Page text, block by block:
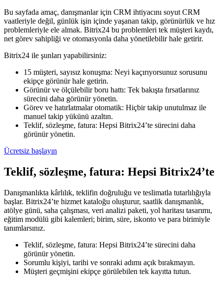
Bu sayfada amaç, danışmanlar için CRM ihtiyacını soyut CRM
vaatleriyle değil, günlük işin içinde yaşanan takip, görünürlük ve hız
problemleriyle ele almak. Bitrix24 bu problemleri tek müşteri kaydı,
net görev sahipliği ve otomasyonla daha yönetilebilir hale getirir.
Bitrix24 ile şunları yapabilirsiniz:
15 müşteri, sayısız konuşma: Neyi kaçırıyorsunuz sorusunu
ekipçe görünür hale getirin.
Görünür ve ölçülebilir boru hattı: Tek bakışta fırsatlarınız
sürecini daha görünür yönetin.
Görev ve hatırlatmalar otomatik: Hiçbir takip unutulmaz ile
manuel takip yükünü azaltın.
Teklif, sözleşme, fatura: Hepsi Bitrix24’te sürecini daha
görünür yönetin.
Ücretsiz başlayın
Teklif, sözleşme, fatura: Hepsi Bitrix24’te
Danışmanlıkta kârlılık, teklifin doğruluğu ve teslimatla tutarlılığıyla
başlar. Bitrix24’te hizmet kataloğu oluşturur, saatlik danışmanlık,
atölye günü, saha çalışması, veri analizi paketi, yol haritası tasarımı,
eğitim modülü gibi kalemleri; birim, süre, iskonto ve para birimiyle
tanımlarsınız.
Teklif, sözleşme, fatura: Hepsi Bitrix24’te sürecini daha
görünür yönetin.
Sorumlu kişiyi, tarihi ve sonraki adımı açık bırakmayın.
Müşteri geçmişini ekipçe görülebilen tek kayıtta tutun.